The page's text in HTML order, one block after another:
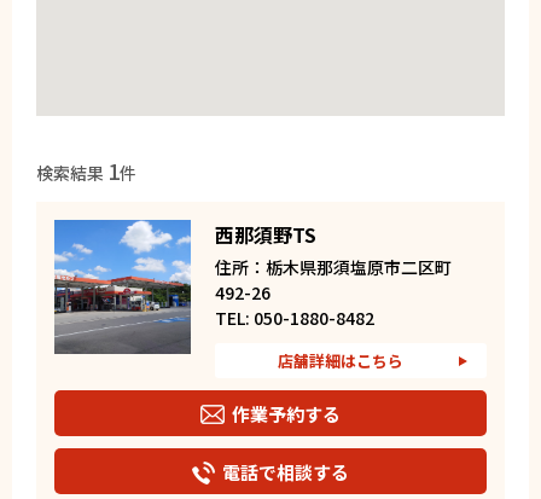
検索結果 1件
西那須野TS
住所：栃木県那須塩原市二区町
492-26
TEL: 050-1880-8482
店舗詳細はこちら
作業予約する
電話で相談する